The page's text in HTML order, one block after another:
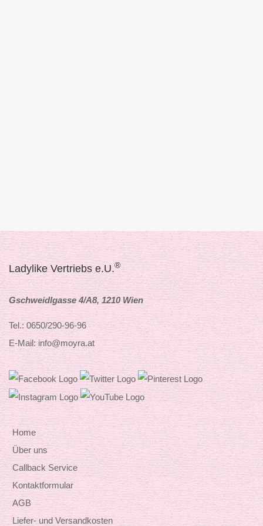
Ladylike Vertriebs e.U.®
Gschweidlgasse 4/A8, 1210 Wien
Tel.: 0650/290-96-96
E-Mail: info@moyra.at
Home
Über uns
Callback Service
Kontaktformular
AGB
Liefer- und Versandkosten